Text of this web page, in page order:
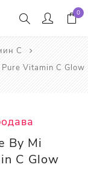
0
С
Vitamin C Glow
By Mi
C Glow